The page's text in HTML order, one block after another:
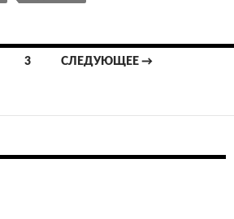
3 СЛЕДУЮЩЕЕ →